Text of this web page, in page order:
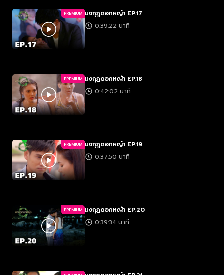
PREMIUM มงกุฎดอกหญ้า EP.17
0:39:22 นาที
PREMIUM มงกุฎดอกหญ้า EP.18
0:42:02 นาที
PREMIUM มงกุฎดอกหญ้า EP.19
0:37:50 นาที
PREMIUM มงกุฎดอกหญ้า EP.20
0:39:34 นาที